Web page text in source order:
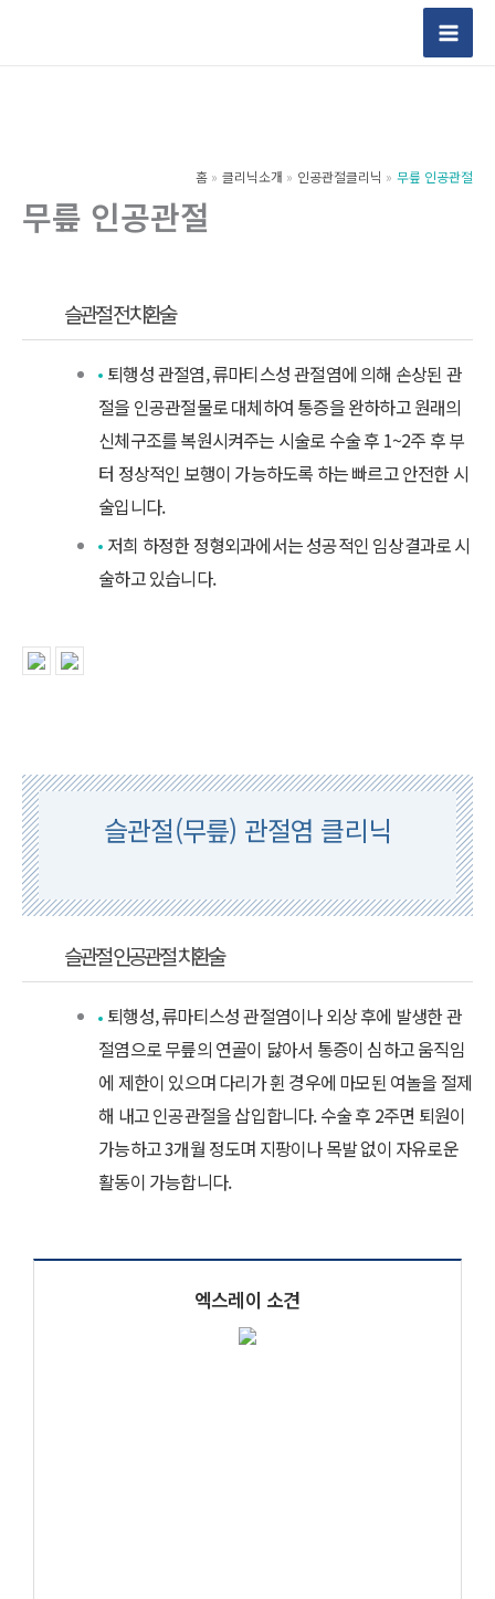
홈 클리닉소개 인공관절클리닉 무릎 인공관절
무릎 인공관절
슬관절 전치환술
퇴행성 관절염, 류마티스성 관절염에 의해 손상된 관
절을 인공관절물로 대체하여 통증을 완하하고 원래의
신체구조를 복원시켜주는 시술로 수술 후 1~2주 후 부
터 정상적인 보행이 가능하도록 하는 빠르고 안전한 시
술입니다.
저희 하정한 정형외과에서는 성공적인 임상결과로 시
술하고 있습니다.
슬관절(무릎) 관절염 클리닉
슬관절 인공관절 치환술
퇴행성, 류마티스성 관절염이나 외상 후에 발생한 관
절염으로 무릎의 연골이 닳아서 통증이 심하고 움직임
에 제한이 있으며 다리가 휜 경우에 마모된 여놀을 절제
해 내고 인공관절을 삽입합니다. 수술 후 2주면 퇴원이
가능하고 3개월 정도며 지팡이나 목발 없이 자유로운
활동이 가능합니다.
엑스레이 소견